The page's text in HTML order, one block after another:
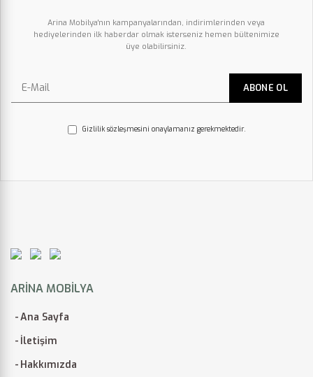
Arina Mobilya'nın kampanyalarından, indirimlerinden veya
hediyelerinden ilk haberdar olmak isterseniz hemen bültenimize
üye olabilirsiniz.
Gizlilik sözleşmesini onaylamanız gerekmektedir.
ARINA MOBILYA
Ana Sayfa
İletişim
Hakkımızda